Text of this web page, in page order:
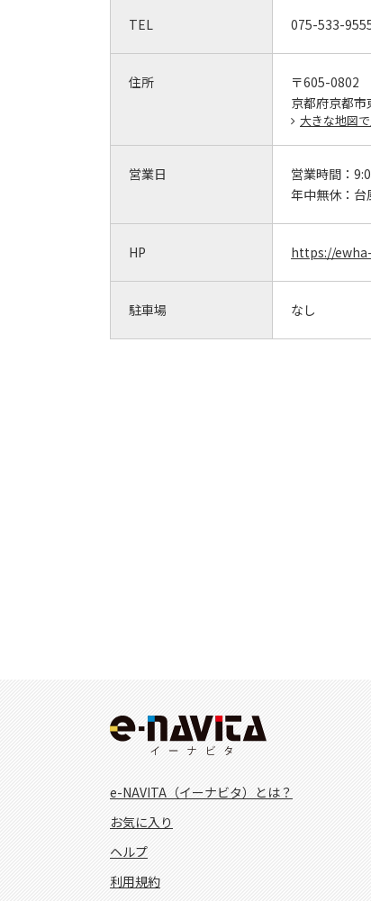
TEL 075-533-9555
住所
〒605-0802
京都府京都
大きな地図
営業日 営業時間：
年中無休： 台
HP https://
駐車場 なし
e-NAVITA（イーナビタ）とは？
お気に入り
ヘルプ
利用規約